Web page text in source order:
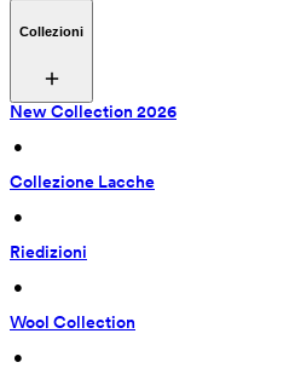
Collezioni
New Collection 2026
•
Collezione Lacche
•
Riedizioni
•
Wool Collection
•